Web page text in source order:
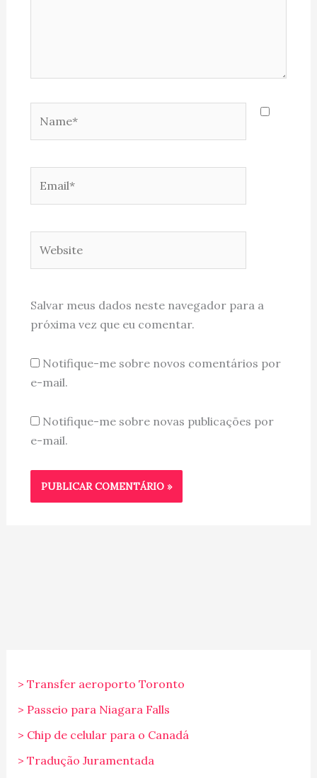
Salvar meus dados neste navegador para a
próxima vez que eu comentar.
Notifique-me sobre novos comentários por
e-mail.
Notifique-me sobre novas publicações por
e-mail.
> Transfer aeroporto Toronto
> Passeio para Niagara Falls
> Chip de celular para o Canadá
> Tradução Juramentada